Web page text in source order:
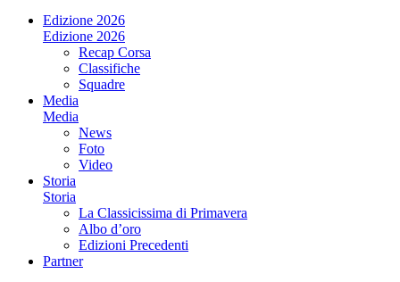
Edizione 2026
Edizione 2026
Recap Corsa
Classifiche
Squadre
Media
Media
News
Foto
Video
Storia
Storia
La Classicissima di Primavera
Albo d’oro
Edizioni Precedenti
Partner